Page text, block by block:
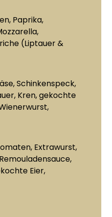
Paprika,
(Liptauer &
Schinkenspeck,
Kren, gekochte
Extrawurst,
Eier,